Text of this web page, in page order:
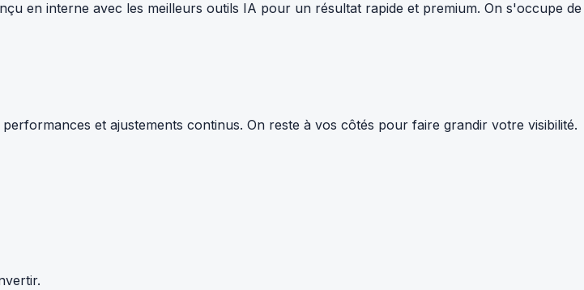
en interne avec les meilleurs outils IA pour un résultat rapide et premium. On s'occupe de
et ajustements continus. On reste à vos côtés pour faire grandir votre visibilité.